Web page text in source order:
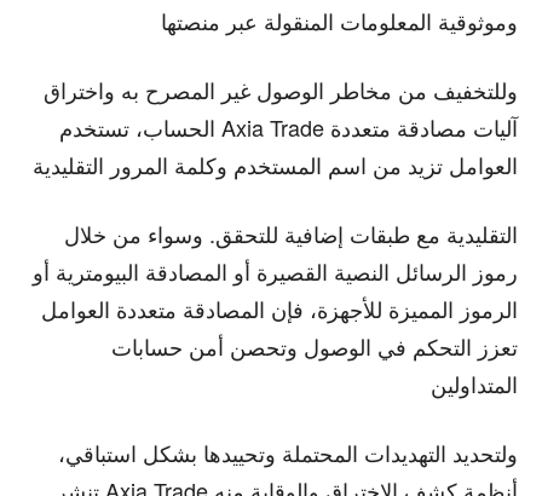
وموثوقية المعلومات المنقولة عبر منصتها
وللتخفيف من مخاطر الوصول غير المصرح به واختراق
الحساب، تستخدم Axia Trade آليات مصادقة متعددة
العوامل تزيد من اسم المستخدم وكلمة المرور التقليدية
التقليدية مع طبقات إضافية للتحقق. وسواء من خلال
رموز الرسائل النصية القصيرة أو المصادقة البيومترية أو
الرموز المميزة للأجهزة، فإن المصادقة متعددة العوامل
تعزز التحكم في الوصول وتحصن أمن حسابات
المتداولين
ولتحديد التهديدات المحتملة وتحييدها بشكل استباقي،
تنشر Axia Trade أنظمة كشف الاختراق والوقاية منه